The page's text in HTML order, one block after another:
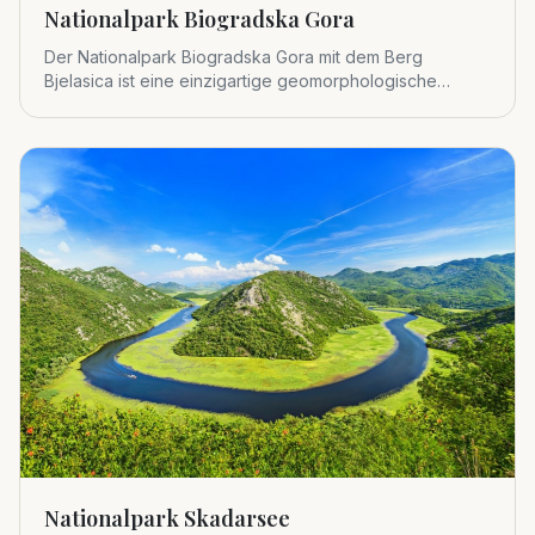
Nationalpark Biogradska Gora
Der Nationalpark Biogradska Gora mit dem Berg
Bjelasica ist eine einzigartige geomorphologische
Nationalpark Skadarsee